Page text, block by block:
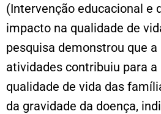
(Intervenção educacional e
impacto na qualidade de
pesquisa demonstrou que
atividades contribuiu para a
qualidade de vida das
da gravidade da doença,